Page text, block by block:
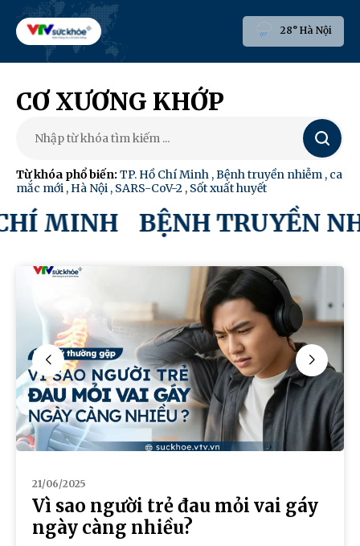
28° Hà Nội
CƠ XƯƠNG KHỚP
Tìm
kiếm
Từ khóa phổ biến: TP. Hồ Chí Minh ,Bệnh truyền nhiễm , ca
mắc mới , Hà Nội , SARS-CoV-2 , Sốt xuất huyết
MINH BỆNH TRUYỀN
21/06/2025
Vì sao người trẻ đau mỏi vai gáy
ngày càng nhiều?